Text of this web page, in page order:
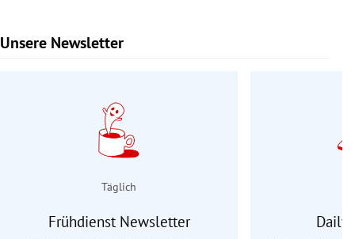
Unsere Newsletter
Slide 1 von 9
Täglich
Frühdienst Newsletter Daily